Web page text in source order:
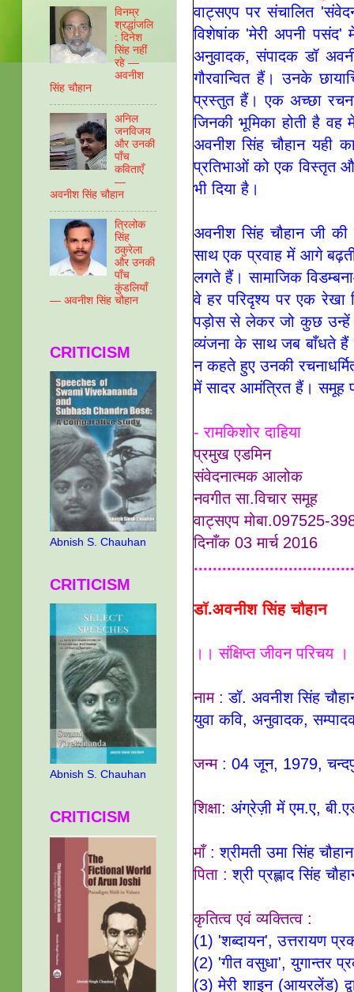
वाट्सएप पर संचालित
विशेषांक 'मेरी अपनी
अनुवादक, संपादक डॉ
गौरवान्वित हैं। उनके
प्रस्तुत हैं। एक अच्छा
जिनकी भूमिका होती है वह
अवनीश सिंह चौहान
प्रतिभाओं को एक विस्तृत
भी दिया है।
अवनीश सिंह चौहान जी की
साथ एक प्रवाह में आगे
लगते हैं। सामाजिक
वे हर परिदृश्य पर एक रेखा
पड़ोस से लेकर जो कुछ उन्हें
व्यंजना के साथ जब बाँधते हैं
न कहते हुए उनकी
में सादर आमंत्रित हैं। समूह
- रामकिशोर दाहिया
प्रमुख एडमिन
संवेदनात्मक आलोक
नवगीत सा.विचार समूह
वाट्सएप मोबा.097525-
दिनाँक 03 मार्च 2016
डॉ.अवनीश सिंह चौहान
।। संक्षिप्त जीवन परिचय
नाम : डॉ. अवनीश सिंह
युवा कवि, अनुवादक,
जन्म : 04 जून, 1979,
शिक्षा: अंग्रेज़ी में एम.ए,
माँ :श्रीमती उमा सिंह चौहान
पिता : श्री प्रह्लाद सिंह
कृतित्व एवं व्यक्तित्व :
(1) 'शब्दायन', उत्तरायण
(2) 'गीत वसुधा', युगान्तर
(3) मेरी शाइन (आयरलेंड)
विनम्र
श्रद्धांजलि
: दिनेश
सिंह नहीं
रहे —
अवनीश
सिंह चौहान
अनिल
जनविजय
और उनकी
पाँच
कविताएँ
—
अवनीश सिंह चौहान
त्रिलोक
सिंह
ठकुरेला
और उनकी
पाँच
कुंडलियाँ
— अवनीश सिंह चौहान
CRITICISM
Abnish S. Chauhan
CRITICISM
Abnish S. Chauhan
CRITICISM